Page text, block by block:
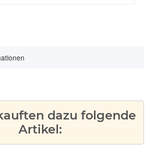
dazu folgende
Artikel: